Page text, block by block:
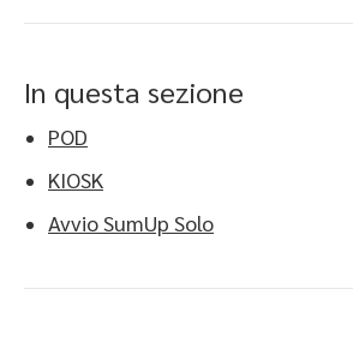
In questa sezione
POD
KIOSK
Avvio SumUp Solo